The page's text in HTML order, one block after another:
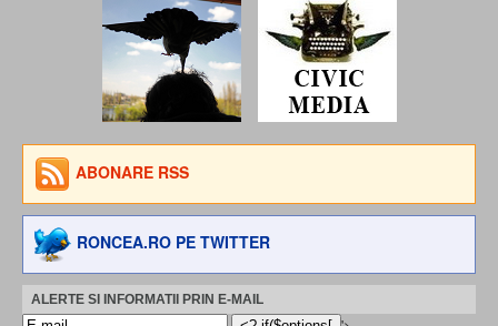
ABONARE RSS
RONCEA.RO PE TWITTER
ALERTE SI INFORMATII PRIN E-MAIL